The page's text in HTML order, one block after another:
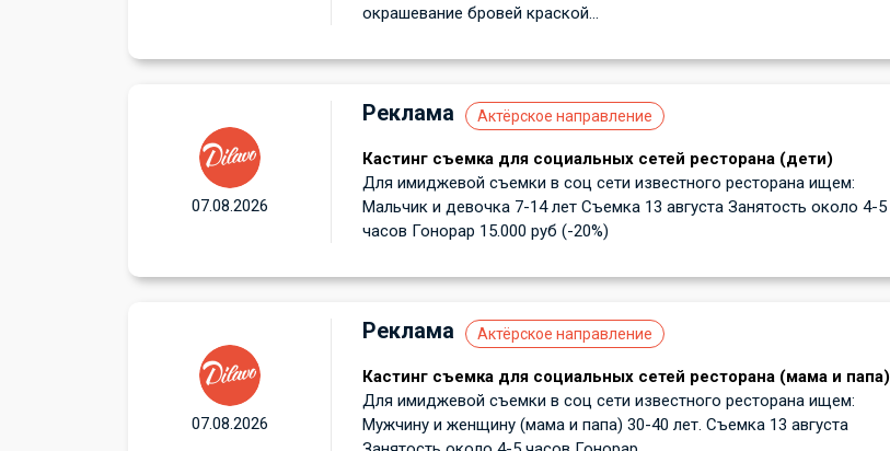
окрашевание бровей краской...
Реклама Актёрское направление
Кастинг съемка для социальных сетей ресторана (дети)
Для имиджевой съемки в соц сети известного ресторана ищем:
Мальчик и девочка 7-14 лет Съемка 13 августа Занятость около 4-5
часов Гонорар 15.000 руб (-20%)
07.08.2026
Реклама Актёрское направление
Кастинг съемка для социальных сетей ресторана (мама и папа)
Для имиджевой съемки в соц сети известного ресторана ищем:
Мужчину и женщину (мама и папа) 30-40 лет. Съемка 13 августа
07.08.2026